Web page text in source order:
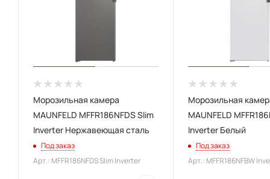
Морозильная камера
MAUNFELD MFFR186NFDS Slim
Inverter Нержавеющая сталь
Под заказ
Арт.: MFFR186NFDS Slim Inverter
Морозильная
MAUNFELD
Inverter Белый
Под заказ
Арт.: MFFR186NFBW